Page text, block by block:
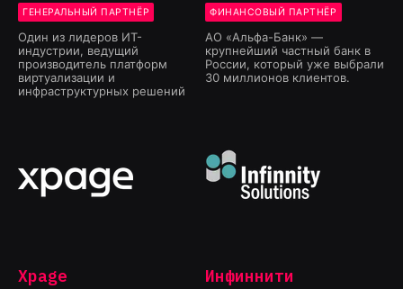
ГЕНЕРАЛЬНЫЙ ПАРТНЁР
Один из лидеров ИТ-
индустрии, ведущий
производитель платформ
виртуализации и
инфраструктурных решений
ФИНАНСОВЫЙ ПАРТНЁР
АО «Альфа-Банк» —
крупнейший частный банк в
России, который уже выбрали
30 миллионов клиентов.
Xpage Инфиннити